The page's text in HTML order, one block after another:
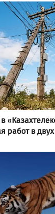
работ в